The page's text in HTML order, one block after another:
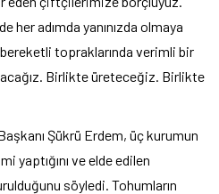
adımda yanınızda olmaya
topraklarında verimli bir
Birlikte üreteceğiz. Birlikte
Şükrü Erdem, üç kurumun
yaptığını ve elde edilen
söyledi. Tohumların